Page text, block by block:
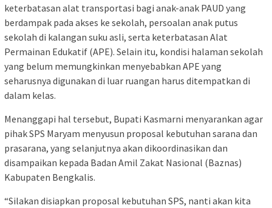
keterbatasan alat transportasi bagi anak-anak PAUD yang
berdampak pada akses ke sekolah, persoalan anak putus
sekolah di kalangan suku asli, serta keterbatasan Alat
Permainan Edukatif (APE). Selain itu, kondisi halaman sekolah
yang belum memungkinkan menyebabkan APE yang
seharusnya digunakan di luar ruangan harus ditempatkan di
dalam kelas.
Menanggapi hal tersebut, Bupati Kasmarni menyarankan agar
pihak SPS Maryam menyusun proposal kebutuhan sarana dan
prasarana, yang selanjutnya akan dikoordinasikan dan
disampaikan kepada Badan Amil Zakat Nasional (Baznas)
Kabupaten Bengkalis.
“Silakan disiapkan proposal kebutuhan SPS, nanti akan kita